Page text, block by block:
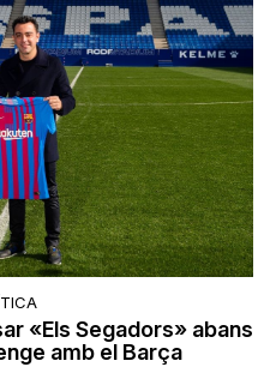
«Els Segadors» abans
amb el Barça